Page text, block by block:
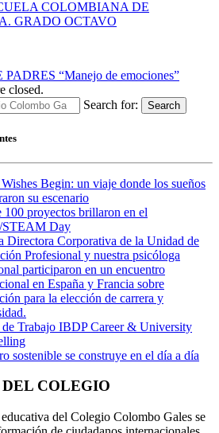
COLOMBIANA DE
GRADO OCTAVO
“Manejo de emociones”
closed.
Search for:
Search
Begin: un viaje donde los sueños
su escenario
100 proyectos brillaron en el
STEAM Day
Directora Corporativa de la Unidad de
Profesional y nuestra psicóloga
participaron en un encuentro
en España y Francia sobre
para la elección de carrera y
de Trabajo IBDP Career & University
sostenible se construye en el día a día
COLEGIO
del Colegio Colombo Gales se